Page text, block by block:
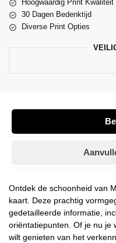
Hoogwaardig Print Kwaliteit
30 Dagen Bedenktijd
Diverse Print Opties
Ontdek de schoonheid van
kaart. Deze prachtig
gedetailleerde informatie,
oriëntatiepunten. Of je nu je
wilt genieten van het